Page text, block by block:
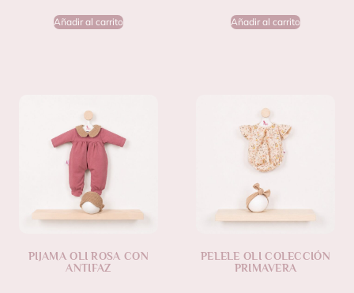
Añadir al carrito Añadir al carrito
PIJAMA OLI ROSA CON
ANTIFAZ
PELELE OLI COLECCIÓN
PRIMAVERA